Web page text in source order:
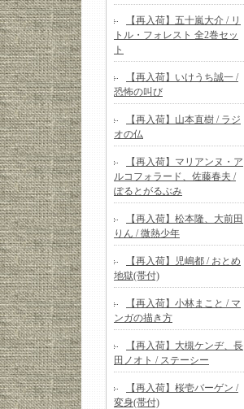
【再入荷】五十嵐大介 / リ
トル・フォレスト 全2巻セッ
ト
【再入荷】いけうち誠一 /
恐怖の叫び
【再入荷】山本直樹 / ラジ
オの仏
【再入荷】マリアンヌ・ア
ルコフォラード、佐藤春夫 /
ぽるとがるぶみ
【再入荷】松本隆、大前田
りん / 微熱少年
【再入荷】児嶋都 / おとめ
地獄(帯付)
【再入荷】小林まこと / マ
ンガの描き方
【再入荷】大槻ケンヂ、長
田ノオト / ステーシー
【再入荷】桜壱バーゲン /
変身(帯付)